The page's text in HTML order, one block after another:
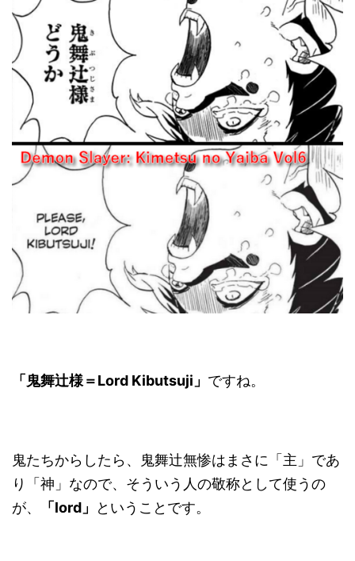
「鬼舞辻様＝Lord Kibutsuji」 ですね。
鬼たちからしたら、鬼舞辻無惨はまさに「主」であ
り「神」なので、そういう人の敬称として使うの
が、
「lord」 ということです。